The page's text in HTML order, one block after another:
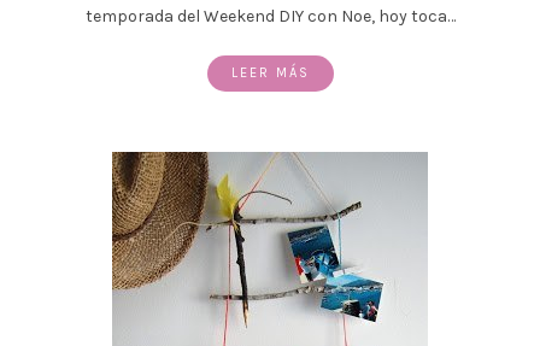
temporada del Weekend DIY con Noe, hoy toca…
LEER MÁS